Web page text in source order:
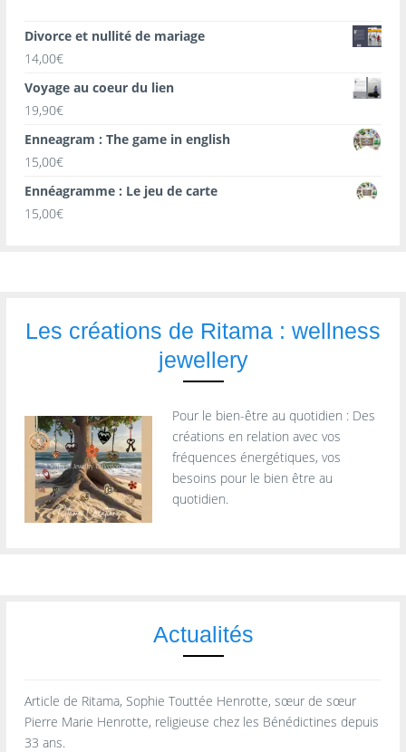
Divorce et nullité de mariage
14,00€
Voyage au coeur du lien
19,90€
Enneagram : The game in english
15,00€
Ennéagramme : Le jeu de carte
15,00€
Les créations de Ritama : wellness
jewellery
Pour le bien-être au quotidien : Des
créations en relation avec vos
fréquences énergétiques, vos
besoins pour le bien être au
quotidien.
Actualités
Article de Ritama, Sophie Touttée Henrotte, sœur de sœur
Pierre Marie Henrotte, religieuse chez les Bénédictines depuis
33 ans.